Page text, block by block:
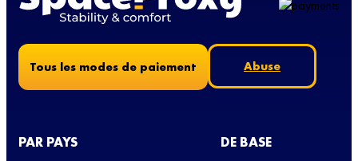
Tous les modes de paiement Abuse
PAR PAYS DE BASE